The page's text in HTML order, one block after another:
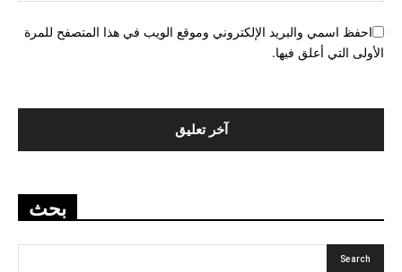
احفظ اسمي والبريد الإلكتروني وموقع الويب في هذا المتصفح للمرة
الأولى التي أعلق فيها.
بحث